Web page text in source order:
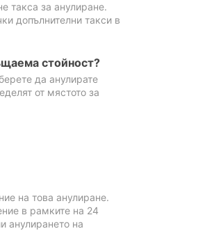
такса за анулиране.
допълнителни такси в
стойност?
да анулирате
от мястото за
на това анулиране.
в рамките на 24
анулирането на